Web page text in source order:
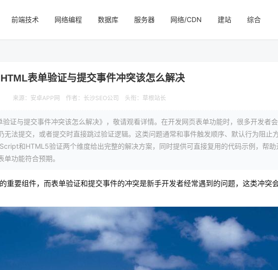
前端技术 网络编程 数据库 服务器 网络/CDN 建站 综合
HTML表单验证与提交事件冲突该怎么解决
来源： 安卓APP网 作者：长沙SEO公司 头衔：草根站长
证与提交事件冲突该怎么解决》，敬请观看详情。在开发网页表单功能时，很多开发者
法提交，或者提交时直接跳过验证逻辑。这类问题通常和事件触发顺序、默认行为阻止
和HTML5验证两个维度给出完整的解决方案，同时提供可直接复用的代码示例，帮助
功能符合预期。
重要组件，而表单验证和提交事件的冲突是新手开发者经常遇到的问题，这类冲突